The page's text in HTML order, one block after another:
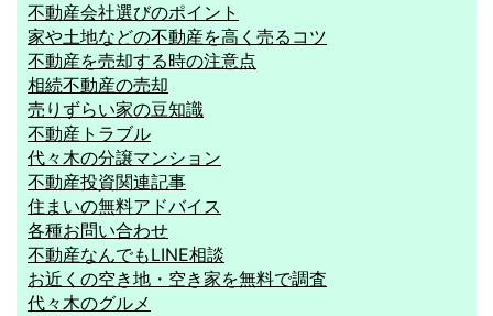
不動産会社選びのポイント
家や土地などの不動産を高く売るコツ
不動産を売却する時の注意点
相続不動産の売却
売りずらい家の豆知識
不動産トラブル
代々木の分譲マンション
不動産投資関連記事
住まいの無料アドバイス
各種お問い合わせ
不動産なんでもLINE相談
お近くの空き地・空き家を無料で調査
代々木のグルメ